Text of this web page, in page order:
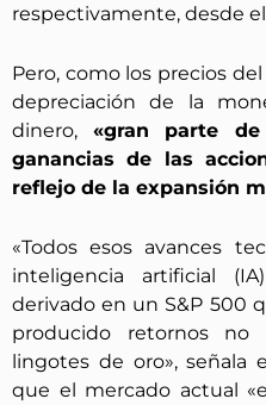
respectivamente, desde
Pero, como los precios
depreciación de la
dinero, «gran parte
ganancias de las
reflejo de la expansión
«Todos esos avances
inteligencia artificial
derivado en un S&P 500
producido retornos
lingotes de oro», señala
que el mercado actual